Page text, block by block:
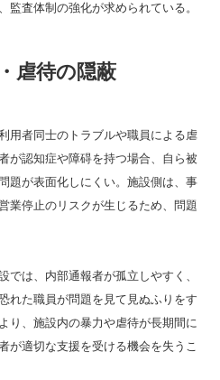
監査体制の強化が求められている。
虐待の隠蔽
用者同士のトラブルや職員による虐
が認知症や障碍を持つ場合、自ら被
題が表面化しにくい。施設側は、事
業停止のリスクが生じるため、問題
では、内部通報者が孤立しやすく、
れた職員が問題を見て見ぬふりをす
り、施設内の暴力や虐待が長期間に
が適切な支援を受ける機会を失うこ